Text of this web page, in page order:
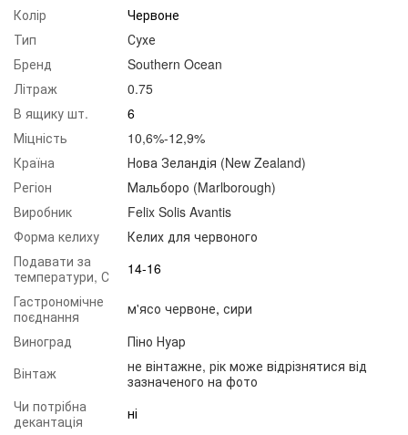
Колір
Червоне
Тип
Сухе
Бренд
Southern Ocean
Літраж
0.75
В ящику шт.
6
Міцність
10,6%-12,9%
Країна
Нова Зеландія (New Zealand)
Регіон
Мальборо (Marlborough)
Виробник
Felix Solis Avantis
Форма келиху
Келих для червоного
Подавати за
температури, С
14-16
Гастрономічне
поєднання
м'ясо червоне, сири
Виноград
Піно Нуар
Вінтаж
не вінтажне, рік може відрізнятися від
зазначеного на фото
Чи потрібна
декантація
ні